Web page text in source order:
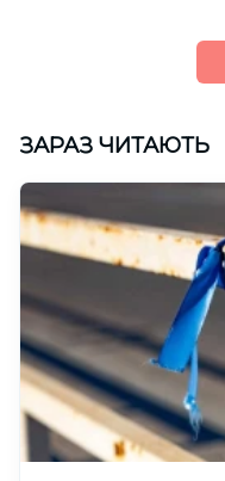
ЗАРАЗ ЧИТАЮТЬ